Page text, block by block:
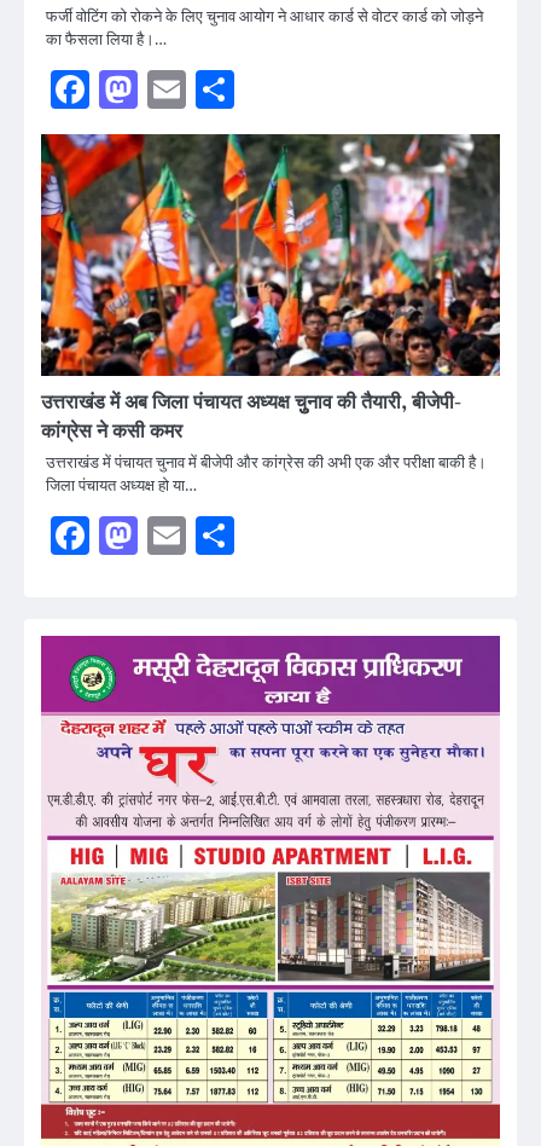
फर्जी वोटिंग को रोकने के लिए चुनाव आयोग ने आधार कार्ड से वोटर कार्ड को जोड़ने
का फैसला लिया है।…
Facebook
Mastodon
Email
उत्तराखंड में अब जिला पंचायत अध्यक्ष चुुनाव की तैयारी, बीजेपी-
कांग्रेस ने कसी कमर
उत्तराखंड में पंचायत चुनाव में बीजेपी और कांग्रेस की अभी एक और परीक्षा बाकी है।
जिला पंचायत अध्यक्ष हो या…
Facebook
Mastodon
Email